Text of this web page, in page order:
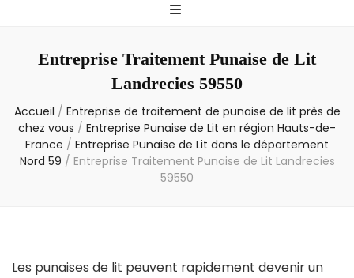
– Info
Entreprise Traitement Punaise de Lit
Landrecies 59550
Accueil / Entreprise de traitement de punaise de lit près de
chez vous / Entreprise Punaise de Lit en région Hauts-de-
France / Entreprise Punaise de Lit dans le département
Nord 59 / Entreprise Traitement Punaise de Lit Landrecies
59550
Les punaises de lit peuvent rapidement devenir un